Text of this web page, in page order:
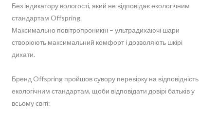
Без індикатору вологості, який не відповідає екологічним
стандартам Offspring.
Максимально повітропроникні – ультрадихаючі шари
створюють максимальний комфорт і дозволяють шкірі
дихати.
Бренд Offspring пройшов сувору перевірку на відповідність
екологічним стандартам, щоби відповідати довірі батьків у
всьому світі: